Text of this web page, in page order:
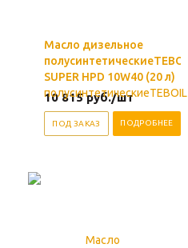
Масло дизельное
полусинтетическиеTEBOIL
SUPER HPD 10W40 (20 л)
10 815руб./шт
ПОД ЗАКАЗ ПОДРОБНЕЕ